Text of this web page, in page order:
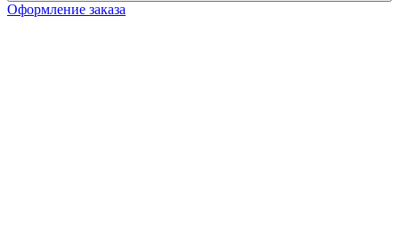
Оформление заказа